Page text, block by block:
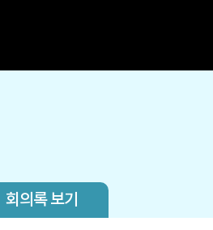
회의록 보기